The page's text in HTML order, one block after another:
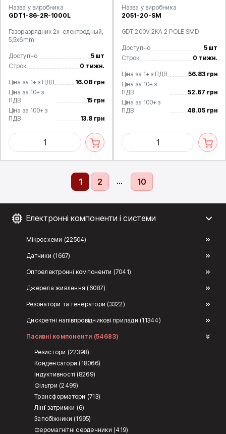
Електронні компоненти і системи
Мікросхеми (22504)
Датчики (1667)
Оптоелектронні компоненти (7041)
Джерела живлення (6087)
Резонатори та генератори (3322)
Дискретні напівпровідникові прилади (11344)
Пасивні компоненти (54683)
Резистори (22398)
Конденсатори (18066)
Індуктивності (8269)
Фільтри (2499)
Трансформатори (713)
Лінії затримки (6)
Запобіжники (1995)
Феромагнітні сердечники (419)
Назва у виробника
GDT1-86-2R-1000L
Газоразрядник 2х-електродный,
5,5x6mm
Доступно
5 шт
Строк
0 тижн.
Ціна за 1+ з ПДВ
16.08 грн
Ціна за 10+ з
ПДВ
15 грн
Ціна за 100+ з
ПДВ
13.8 грн
Назва у виробника
2051-20-SM
GDT 200V 2KA 2 POLE SMD
Доступно
5 шт
Строк
0 тижн.
Ціна за 1+ з ПДВ
56.83 грн
Ціна за 10+ з
ПДВ
52.67 грн
Ціна за 100+ з
ПДВ
48.05 грн
1 2 ... 10